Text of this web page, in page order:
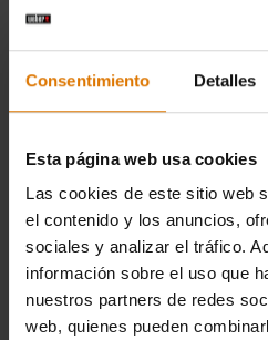
Consentimiento Detalles
Esta página web usa cookies
Las cookies de este sitio web
el contenido y los anuncios,
sociales y analizar el tráfico.
información sobre el uso que
nuestros partners de redes
web, quienes pueden